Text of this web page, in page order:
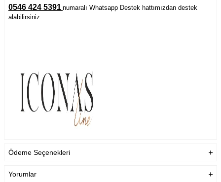
0546 424 5391 numaralı Whatsapp Destek hattımızdan destek
alabilirsiniz.
Ödeme Seçenekleri
Yorumlar